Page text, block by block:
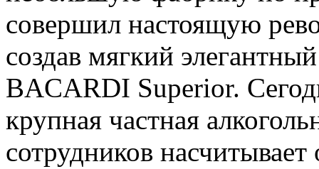
совершил настоящую
создав мягкий
BACARDI Superior.
крупная частная
сотрудников